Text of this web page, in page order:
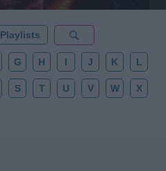
Playlists
G H I J K L
S T U V W X